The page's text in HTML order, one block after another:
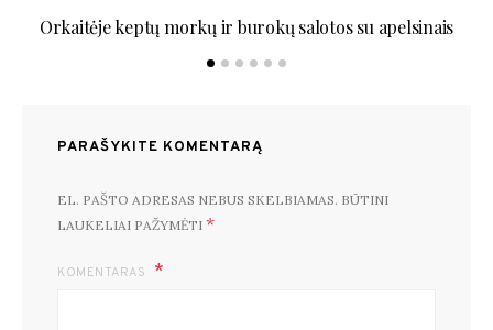
Orkaitėje keptų morkų ir burokų salotos su apelsinais
PARAŠYKITE KOMENTARĄ
EL. PAŠTO ADRESAS NEBUS SKELBIAMAS. BŪTINI
LAUKELIAI PAŽYMĖTI *
KOMENTARAS